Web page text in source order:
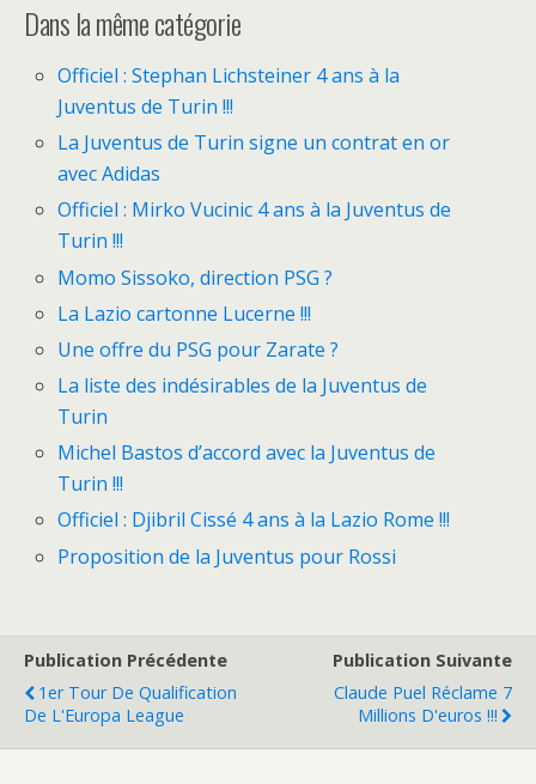
Dans la même catégorie
Officiel : Stephan Lichsteiner 4 ans à la
Juventus de Turin !!!
La Juventus de Turin signe un contrat en or
avec Adidas
Officiel : Mirko Vucinic 4 ans à la Juventus de
Turin !!!
Momo Sissoko, direction PSG ?
La Lazio cartonne Lucerne !!!
Une offre du PSG pour Zarate ?
La liste des indésirables de la Juventus de
Turin
Michel Bastos d’accord avec la Juventus de
Turin !!!
Officiel : Djibril Cissé 4 ans à la Lazio Rome !!!
Proposition de la Juventus pour Rossi
Publication Précédente
1er Tour De Qualification
De L'Europa League
Publication Suivante
Claude Puel Réclame 7
Millions D'euros !!!